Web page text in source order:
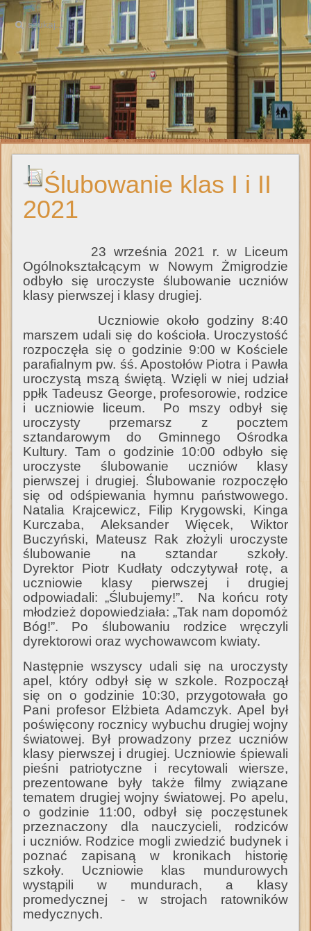
Ślubowanie klas I i II
2021
23 września 2021 r. w Liceum
Ogólnokształcącym w Nowym Żmigrodzie
odbyło się uroczyste ślubowanie uczniów
klasy pierwszej i klasy drugiej.
Uczniowie około godziny 8:40
marszem udali się do kościoła. Uroczystość
rozpoczęła się o godzinie 9:00 w Kościele
parafialnym pw. śś. Apostołów Piotra i Pawła
uroczystą mszą świętą. Wzięli w niej udział
ppłk Tadeusz George, profesorowie, rodzice
i uczniowie liceum. Po mszy odbył się
uroczysty przemarsz z pocztem
sztandarowym do Gminnego Ośrodka
Kultury. Tam o godzinie 10:00 odbyło się
uroczyste ślubowanie uczniów klasy
pierwszej i drugiej. Ślubowanie rozpoczęło
się od odśpiewania hymnu państwowego.
Natalia Krajcewicz, Filip Krygowski, Kinga
Kurczaba, Aleksander Więcek, Wiktor
Buczyński, Mateusz Rak złożyli uroczyste
ślubowanie na sztandar szkoły.
Dyrektor Piotr Kudłaty odczytywał rotę, a
uczniowie klasy pierwszej i drugiej
odpowiadali: „Ślubujemy!”. Na końcu roty
młodzież dopowiedziała: „Tak nam dopomóż
Bóg!”. Po ślubowaniu rodzice wręczyli
dyrektorowi oraz wychowawcom kwiaty.
Następnie wszyscy udali się na uroczysty
apel, który odbył się w szkole. Rozpoczął
się on o godzinie 10:30, przygotowała go
Pani profesor Elżbieta Adamczyk. Apel był
poświęcony rocznicy wybuchu drugiej wojny
światowej. Był prowadzony przez uczniów
klasy pierwszej i drugiej. Uczniowie śpiewali
pieśni patriotyczne i recytowali wiersze,
prezentowane były także filmy związane
tematem drugiej wojny światowej. Po apelu,
o godzinie 11:00, odbył się poczęstunek
przeznaczony dla nauczycieli, rodziców
i uczniów. Rodzice mogli zwiedzić budynek i
poznać zapisaną w kronikach historię
szkoły. Uczniowie klas mundurowych
wystąpili w mundurach, a klasy
promedycznej - w strojach ratowników
medycznych.